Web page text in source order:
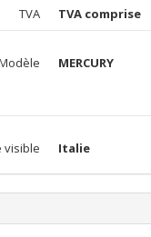
TVA TVA comprise
MERCURY
visible Italie